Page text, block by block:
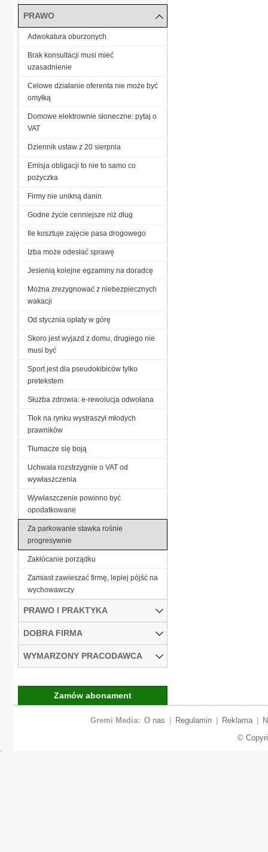
PRAWO
Adwokatura oburzonych
Brak konsultacji musi mieć
uzasadnienie
Celowe działanie oferenta nie może być
omyłką
Domowe elektrownie słoneczne: pytaj o
VAT
Dziennik ustaw z 20 sierpnia
Emisja obligacji to nie to samo co
pożyczka
Firmy nie unikną danin
Godne życie cenniejsze niż dług
Ile kosztuje zajęcie pasa drogowego
Izba może odesłać sprawę
Jesienią kolejne egzaminy na doradcę
Można zrezygnować z niebezpiecznych
wakacji
Od stycznia opłaty w górę
Skoro jest wyjazd z domu, drugiego nie
musi być
Sport jest dla pseudokibiców tylko
pretekstem
Służba zdrowia: e-rewolucja odwołana
Tłok na rynku wystraszył młodych
prawników
Tłumacze się boją
Uchwała rozstrzygnie o VAT od
wywłaszczenia
Wywłaszczenie powinno być
opodatkowane
Za parkowanie stawka rośnie
progresywnie
Zakłócanie porządku
Zamiast zawieszać firmę, lepiej pójść na
wychowawczy
PRAWO I PRAKTYKA
DOBRA FIRMA
WYMARZONY PRACODAWCA
Zamów abonament
Gremi Media: O nas Regulamin Reklama
©